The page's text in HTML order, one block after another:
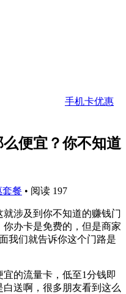
手机卡优惠
便宜？你不知道
套餐 • 阅读 197
涉及到你不知道的赚钱门
办卡是免费的，但是商家
我们就告诉你这个门路是
的流量卡，低至1分钱即
送啊，很多朋友看到这么